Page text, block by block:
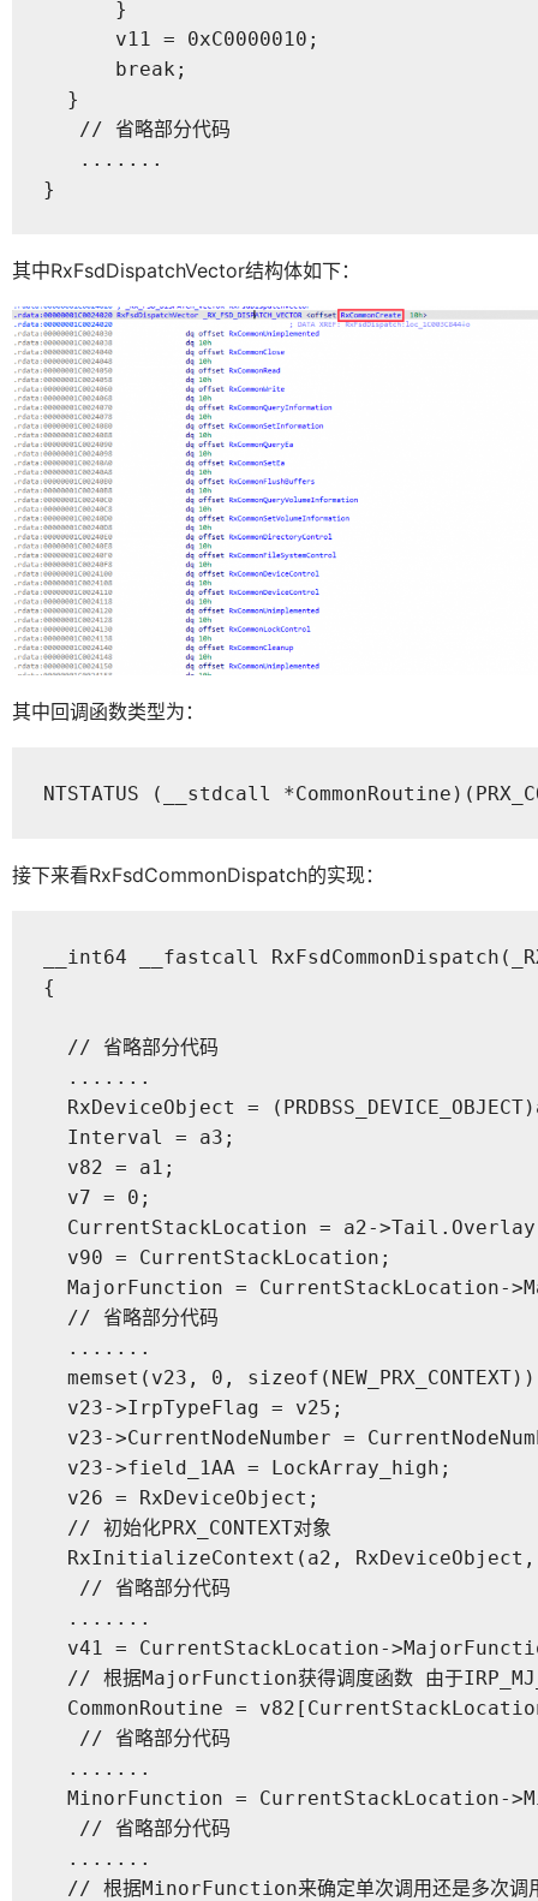
      }
      v11 = 0xC0000010;
      break;
  }
   // 省略部分代码
   .......
}
其中RxFsdDispatchVector结构体如下：
其中回调函数类型为：
NTSTATUS (__stdcall
接下来看RxFsdCommonDispatch的实现：
__int64 __fastcall
{
// 省略部分代码
  .......
RxDeviceObject =
Interval = a3;
v82 = a1;
v7 = 0;
CurrentStackLocation = a2-
v90 = CurrentStackLocation;
MajorFunction = CurrentStackLocation-
// 省略部分代码
  .......
memset(v23, 0,
v23->IrpTypeFlag = v25;
v23->CurrentNodeNumber =
v23->field_1AA = LockArray_high;
v26 = RxDeviceObject;
// 初始化PRX_CONTEXT对象
RxInitializeContext(a2,
// 省略部分代码
  .......
v41 = CurrentStackLocation-
// 根据MajorFunction获得调度函数 由于
CommonRoutine =
// 省略部分代码
  .......
MinorFunction = CurrentStackLocation-
// 省略部分代码
  .......
// 根据MinorFunction来确定单次调用还是多次调